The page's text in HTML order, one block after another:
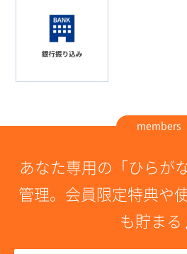
members
あなた専用の「ひらが
管理。 会員限定特典や
も貯ま